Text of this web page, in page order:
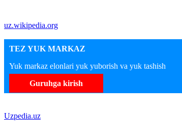
uz.wikipedia.org
TEZ YUK MARKAZ
Yuk markaz elonlari yuk yuborish va yuk tashish
Guruhga kirish
Uzpedia.uz